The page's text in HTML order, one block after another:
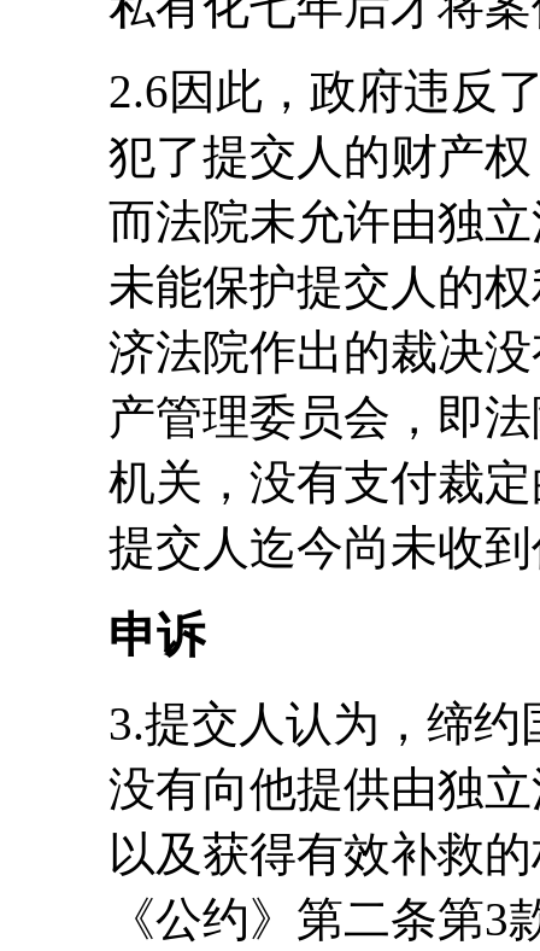
2.6因此，政府违反
犯了提交人的财产
而法院未允许由独
未能保护提交人的
济法院作出的裁决
产管理委员会，即
机关，没有支付裁
提交人迄今尚未收
申诉
3.提交人认为，缔
没有向他提供由独
以及获得有效补救
《公约》第二条第